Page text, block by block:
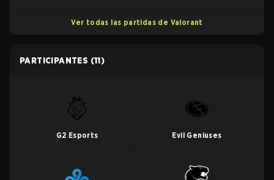
Ver todas las partidas de Valorant
PARTICIPANTES (11)
G2 Esports Evil Geniuses